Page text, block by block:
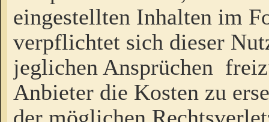
eingestellten Inhalten im
verpflichtet sich dieser
jeglichen Ansprüchen
Anbieter die Kosten zu
der möglichen